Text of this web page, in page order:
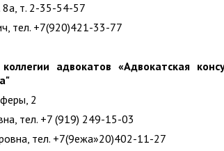
8а, т. 2-35-54-57
тел. +7(920)421-33-77
адвокатов «Адвокатская
2
тел. +7 (919) 249-15-03
тел. +7(9ежа»20)402-11-27